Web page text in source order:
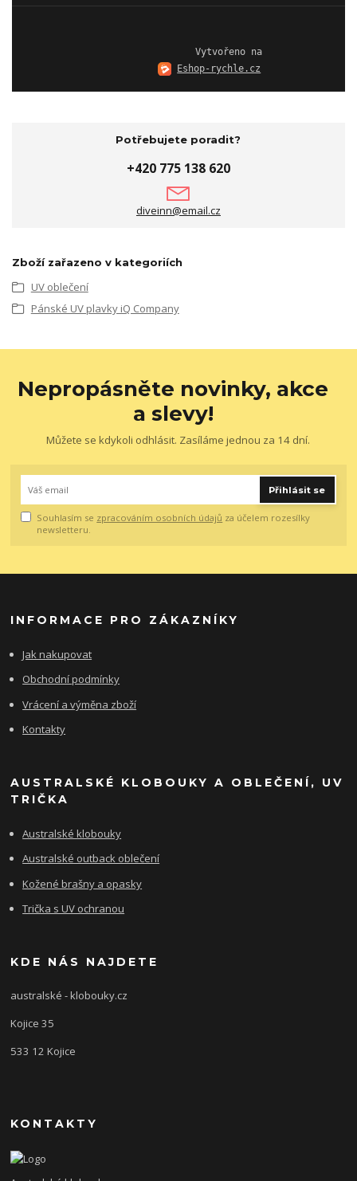
                  Vytvořeno na
Eshop-rychle.cz
Potřebujete poradit?
+420 775 138 620
diveinn@email.cz
Zboží zařazeno v kategoriích
UV oblečení
Pánské UV plavky iQ Company
Nepropásněte novinky, akce
a slevy!
Můžete se kdykoli odhlásit. Zasíláme jednou za 14 dní.
Přihlásit se
Souhlasím se zpracováním osobních údajů za účelem rozesílky
newsletteru.
INFORMACE PRO ZÁKAZNÍKY
Jak nakupovat
Obchodní podmínky
Vrácení a výměna zboží
Kontakty
AUSTRALSKÉ KLOBOUKY A OBLEČENÍ, UV
TRIČKA
Australské klobouky
Australské outback oblečení
Kožené brašny a opasky
Trička s UV ochranou
KDE NÁS NAJDETE
australské - klobouky.cz
Kojice 35
533 12 Kojice
KONTAKTY